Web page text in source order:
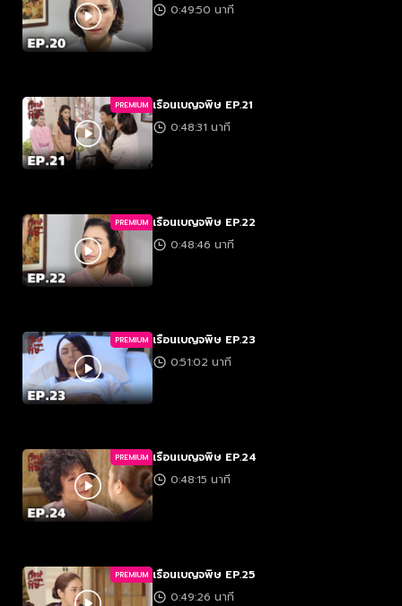
0:49:50 นาที
PREMIUM เรือนเบญจพิษ EP.21
0:48:31 นาที
PREMIUM เรือนเบญจพิษ EP.22
0:48:46 นาที
PREMIUM เรือนเบญจพิษ EP.23
0:51:02 นาที
PREMIUM เรือนเบญจพิษ EP.24
0:48:15 นาที
PREMIUM เรือนเบญจพิษ EP.25
0:49:26 นาที